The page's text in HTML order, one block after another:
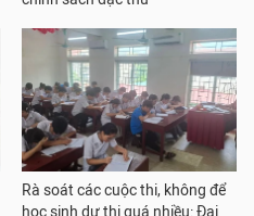
Rà soát các cuộc thi, không để
học sinh dự thi quá nhiều: Đại